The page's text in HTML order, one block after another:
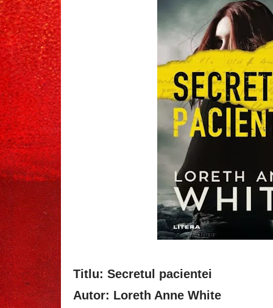
Titlu: Secretul pacientei
Autor: Loreth Anne White